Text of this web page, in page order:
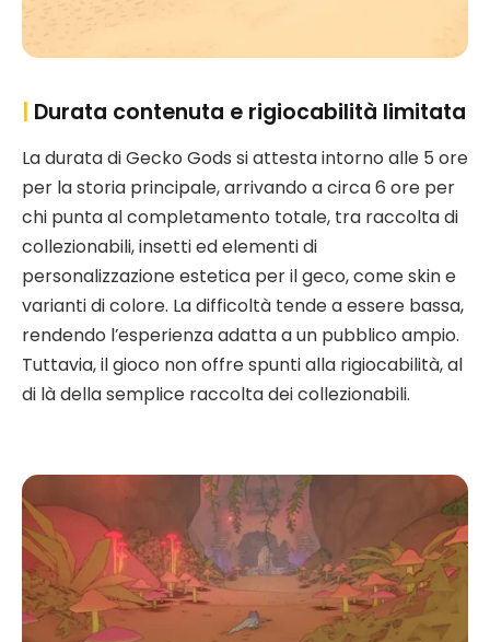
| Durata contenuta e rigiocabilità limitata
La durata di Gecko Gods si attesta intorno alle 5 ore
per la storia principale, arrivando a circa 6 ore per
chi punta al completamento totale, tra raccolta di
collezionabili, insetti ed elementi di
personalizzazione estetica per il geco, come skin e
varianti di colore. La difficoltà tende a essere bassa,
rendendo l’esperienza adatta a un pubblico ampio.
Tuttavia, il gioco non offre spunti alla rigiocabilità, al
di là della semplice raccolta dei collezionabili.